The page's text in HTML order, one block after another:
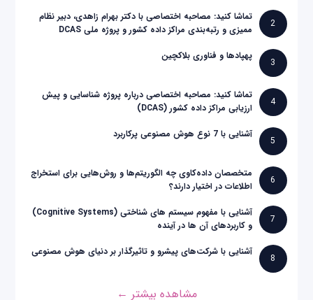
2
تماشا کنید: مصاحبه اختصاصی با دکتر بهرام زاهدی، دبیر نظام
ممیزی و رتبه‌بندی مراکز داده کشور و پروژه ملی DCAS
3
پهپادها و فناوری بلاکچین
4
تماشا کنید: مصاحبه اختصاصی درباره پروژه شناسایی و پیش
ارزیابی مراکز داده کشور (DCAS)
5
آشنایی با 7 نوع هوش مصنوعی پرکاربرد
6
متخصصان داده‌کاوی چه الگوریتم‌ها و روش‌هایی برای استخراج
اطلاعات در اختیار دارند؟
7
آشنایی با مفهوم سیستم های شناختی (Cognitive Systems)
و کاربردهای آن ها در آینده
8
آشنایی با شرکت‌های پیشرو و تاثیرگذار بر دنیای هوش مصنوعی
مشاهده بیشتر ←